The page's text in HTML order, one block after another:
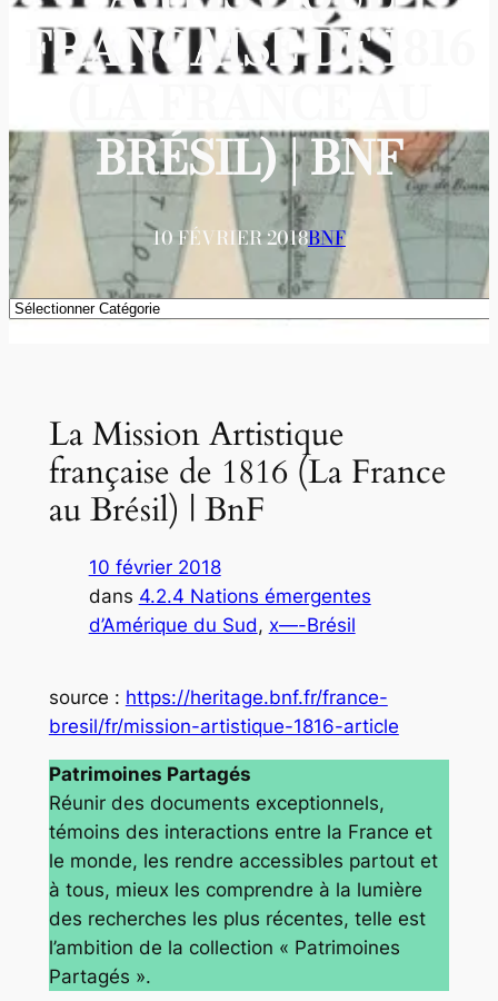
FRANÇAISE DE 1816
BRÉSIL) | BNF
10 FÉVRIER 2018BNF
Catégories
La Mission Artistique
française de 1816 (La France
au Brésil) | BnF
10 février 2018
dans 4.2.4 Nations émergentes
d’Amérique du Sud, x—-Brésil
source : https://heritage.bnf.fr/france-
bresil/fr/mission-artistique-1816-article
Patrimoines Partagés
Réunir des documents exceptionnels,
témoins des interactions entre la France et
le monde, les rendre accessibles partout et
à tous, mieux les comprendre à la lumière
des recherches les plus récentes, telle est
l’ambition de la collection « Patrimoines
Partagés ».